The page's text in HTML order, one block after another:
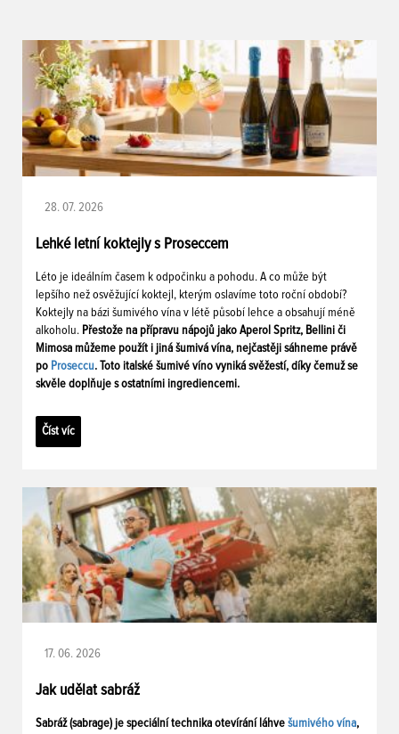
28. 07. 2026
Lehké letní koktejly s Proseccem
Léto je ideálním časem k odpočinku a pohodu. A co může být
lepšího než osvěžující koktejl, kterým oslavíme toto roční období?
Koktejly na bázi šumivého vína v létě působí lehce a obsahují méně
alkoholu. Přestože na přípravu nápojů jako Aperol Spritz, Bellini či
Mimosa můžeme použít i jiná šumivá vína, nejčastěji sáhneme právě
po Proseccu. Toto italské šumivé víno vyniká svěžestí, díky čemuž se
skvěle doplňuje s ostatními ingrediencemi.
Číst víc
17. 06. 2026
Jak udělat sabráž
Sabráž (sabrage) je speciální technika otevírání láhve šumivého vína,